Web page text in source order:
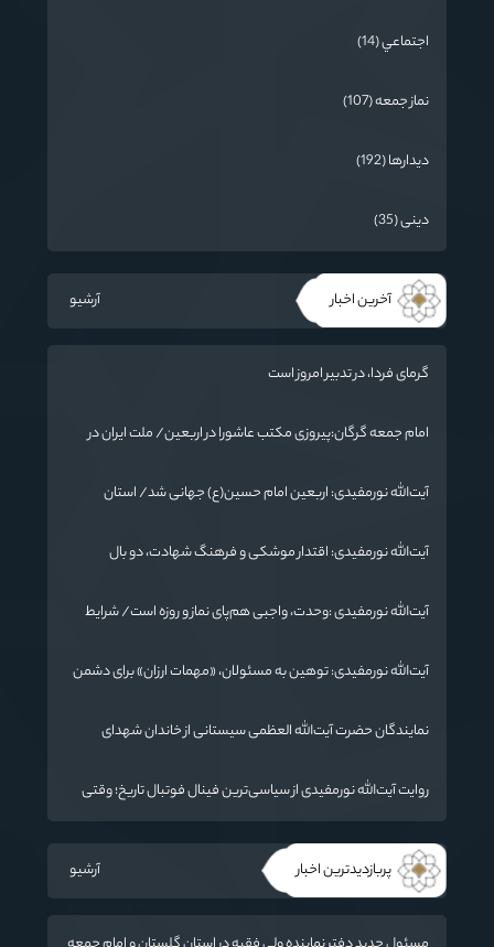
اجتماعي (14)
نماز جمعه (107)
دیدارها (192)
دینی (35)
آخرین اخبار آرشیو
گرمای فردا، در تدبیر امروز است
امام جمعه گرگان:پیروزی مکتب عاشورا در اربعین/ ملت ایران در
آیت‌الله نورمفیدی: اربعین امام حسین(ع) جهانی شد/ استان
دارد
آیت‌الله نورمفیدی: اقتدار موشکی و فرهنگ شهادت، دو بال
آیت‌الله نورمفیدی :وحدت، واجبی هم‌پای نماز و روزه است/ شرایط
آیت‌الله نورمفیدی: توهین به مسئولان، «مهمات ارزان» برای دشمن
نمایندگان حضرت آیت‌الله العظمی سیستانی از خاندان شهدای
روایت آیت‌الله نورمفیدی از سیاسی‌ترین فینال فوتبال تاریخ؛ وقتی
پربازدیدترین اخبار آرشیو